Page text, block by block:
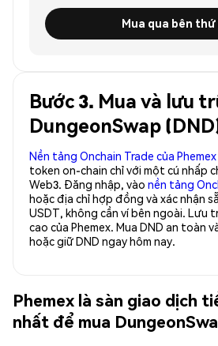
Mua qua bên thứ
Bước 3. Mua và lưu
DungeonSwap
Nền tảng Onchain Trade của Phemex
token on-chain chỉ với một cú nhấp
Web3. Đăng nhập, vào nền tảng
hoặc địa chỉ hợp đồng và xác nhận
USDT, không cần ví bên ngoài. Lưu
cao của Phemex. Mua DND an toàn
hoặc giữ DND ngay hôm nay.
Phemex là sàn giao dịch
nhất để mua